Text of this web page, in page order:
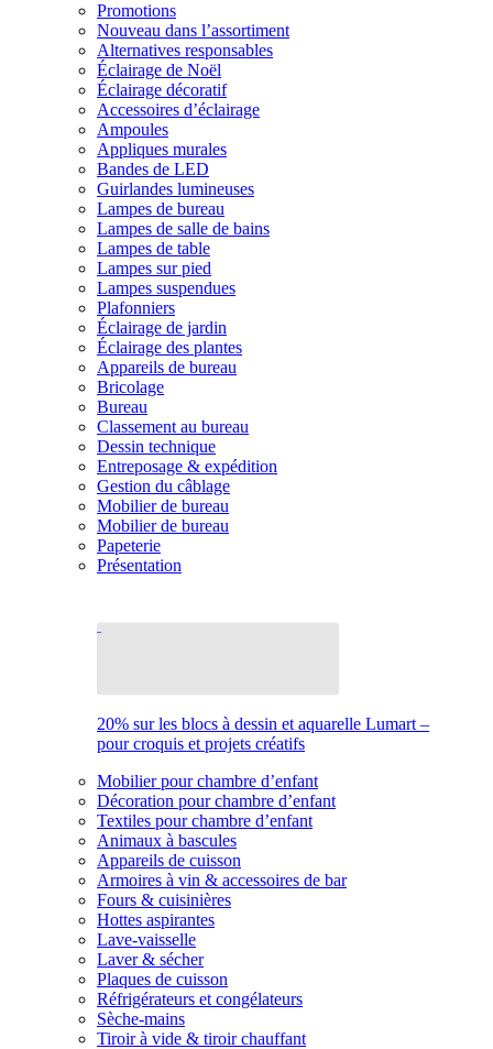
Promotions
Nouveau dans l’assortiment
Alternatives responsables
Éclairage de Noël
Éclairage décoratif
Accessoires d’éclairage
Ampoules
Appliques murales
Bandes de LED
Guirlandes lumineuses
Lampes de bureau
Lampes de salle de bains
Lampes de table
Lampes sur pied
Lampes suspendues
Plafonniers
Éclairage de jardin
Éclairage des plantes
Appareils de bureau
Bricolage
Bureau
Classement au bureau
Dessin technique
Entreposage & expédition
Gestion du câblage
Mobilier de bureau
Mobilier de bureau
Papeterie
Présentation
20% sur les blocs à dessin et aquarelle Lumart –
pour croquis et projets créatifs
Mobilier pour chambre d’enfant
Décoration pour chambre d’enfant
Textiles pour chambre d’enfant
Animaux à bascules
Appareils de cuisson
Armoires à vin & accessoires de bar
Fours & cuisinières
Hottes aspirantes
Lave-vaisselle
Laver & sécher
Plaques de cuisson
Réfrigérateurs et congélateurs
Sèche-mains
Tiroir à vide & tiroir chauffant